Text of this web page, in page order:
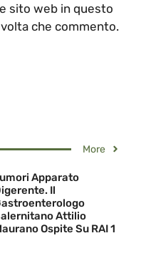
sito web in questo
che commento.
More
Apparato
Il
Attilio
Ospite Su RAI 1